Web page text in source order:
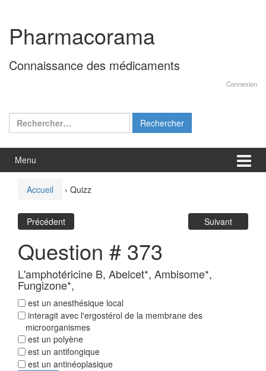
contenu
menu
principal
Pharmacorama
Connaissance des médicaments
Connexion
Rechercher :
Menu
Accueil › Quizz
Précédent Suivant
Question # 373
L'amphotéricine B, Abelcet*, Ambisome*,
Fungizone*,
est un anesthésique local
interagit avec l'ergostérol de la membrane des
microorganismes
est un polyène
est un antifongique
est un antinéoplasique